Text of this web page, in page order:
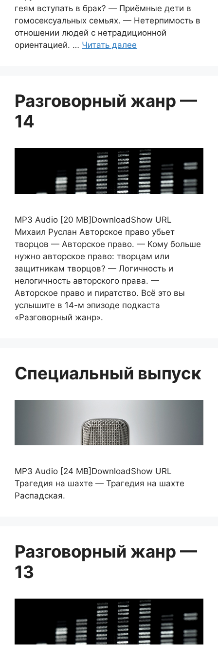
геям вступать в брак? — Приёмные дети в
гомосексуальных семьях. — Нетерпимость в
отношении людей с нетрадиционной
ориентацией. … Читать далее
Разговорный жанр —
14
MP3 Audio [20 MB]DownloadShow URL
Михаил Руслан Авторское право убьет
творцов — Авторское право. — Кому больше
нужно авторское право: творцам или
защитникам творцов? — Логичность и
нелогичность авторского права. —
Авторское право и пиратство. Всё это вы
услышите в 14-м эпизоде подкаста
«Разговорный жанр».
Специальный выпуск
MP3 Audio [24 MB]DownloadShow URL
Трагедия на шахте — Трагедия на шахте
Распадская.
Разговорный жанр —
13